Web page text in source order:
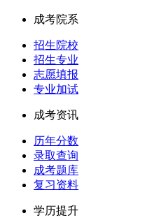
成考院系
招生院校
招生专业
志愿填报
专业加试
成考资讯
历年分数
录取查询
成考题库
复习资料
学历提升